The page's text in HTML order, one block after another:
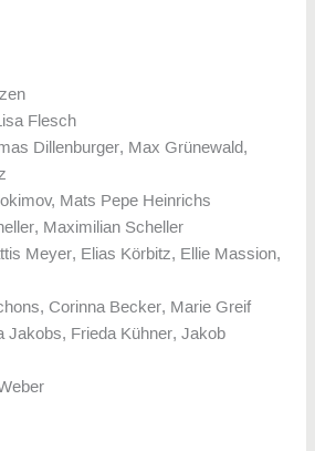
Flesch
Dillenburger, Max Grünewald,
Mats Pepe Heinrichs
Maximilian Scheller
Meyer, Elias Körbitz, Ellie Massion,
Corinna Becker, Marie Greif
Jakobs, Frieda Kühner, Jakob